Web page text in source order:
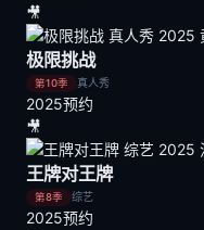
🎥
极限挑战
第10季 真人秀
2025预约
🎥
王牌对王牌
第8季 综艺
2025预约